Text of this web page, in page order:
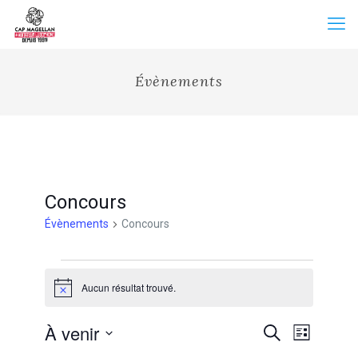
Évènements
Concours
Évènements Concours
NoticeAucun résultat trouvé.
Recherche
Recherche
Navigation
de
Liste
À venir